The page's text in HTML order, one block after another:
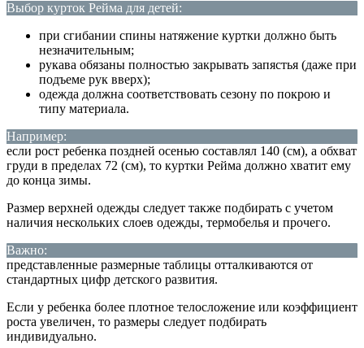
Выбор курток Рейма для детей:
при сгибании спины натяжение куртки должно быть
незначительным;
рукава обязаны полностью закрывать запястья (даже при
подъеме рук вверх);
одежда должна соответствовать сезону по покрою и
типу материала.
Например:
если рост ребенка поздней осенью составлял 140 (см), а обхват
груди в пределах 72 (см), то куртки Рейма должно хватит ему
до конца зимы.
Размер верхней одежды следует также подбирать с учетом
наличия нескольких слоев одежды, термобелья и прочего.
Важно:
представленные размерные таблицы отталкиваются от
стандартных цифр детского развития.
Если у ребенка более плотное телосложение или коэффициент
роста увеличен, то размеры следует подбирать
индивидуально.